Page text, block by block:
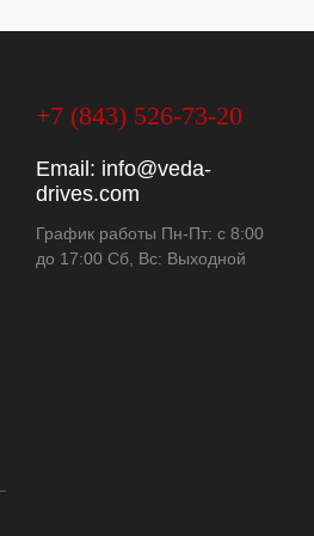
+7 (843) 526-73-20
Email: info@veda-
drives.com
График работы Пн-Пт: с 8:00
до 17:00 Сб, Вс: Выходной